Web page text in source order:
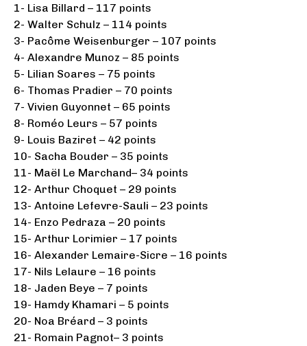
1- Lisa Billard – 117 points
2- Walter Schulz – 114 points
3- Pacôme Weisenburger – 107 points
4- Alexandre Munoz – 85 points
5- Lilian Soares – 75 points
6- Thomas Pradier – 70 points
7- Vivien Guyonnet – 65 points
8- Roméo Leurs – 57 points
9- Louis Baziret – 42 points
10- Sacha Bouder – 35 points
11- Maël Le Marchand– 34 points
12- Arthur Choquet – 29 points
13- Antoine Lefevre-Sauli – 23 points
14- Enzo Pedraza – 20 points
15- Arthur Lorimier – 17 points
16- Alexander Lemaire-Sicre – 16 points
17- Nils Lelaure – 16 points
18- Jaden Beye – 7 points
19- Hamdy Khamari – 5 points
20- Noa Bréard – 3 points
21- Romain Pagnot– 3 points